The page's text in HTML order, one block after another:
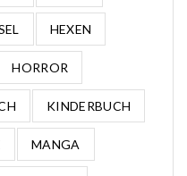
HEXEN
HORROR
KINDERBUCH
MANGA